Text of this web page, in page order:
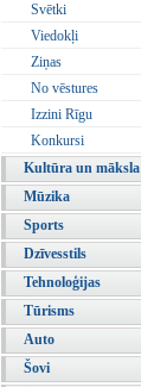
Svētki
Viedokļi
Ziņas
No vēstures
Izzini Rīgu
Konkursi
Kultūra un māksla
Mūzika
Sports
Dzīvesstils
Tehnoloģijas
Tūrisms
Auto
Šovi